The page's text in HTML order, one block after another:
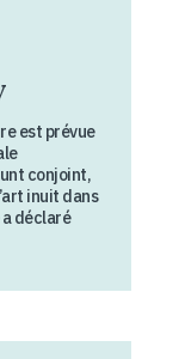
est prévue
conjoint,
inuit dans
déclaré